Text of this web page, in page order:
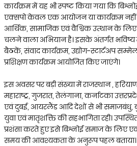
कार्यक्रम में यह भी स्पष्ट किया गया कि
एक्सपो केवल एक आयोजन या कार्यक्रम
आर्थिक, सामाजिक एवं वैश्विक उत्थान के
चलने वाला अभियान है। इसके अंतर्गत
बैठकें, संवाद कार्यक्रम, उद्योग-स्टार्टअप
प्रशिक्षण कार्यक्रम आयोजित किए जाएंगे।
इस अवसर पर बड़ी संख्या में राजस्थान ,
महाराष्ट्र, गुजरात, तेलंगाना, कर्नाटका
एवं दुबई, आयरलैंड आदि देशों से भी समाजबंधु,
युवा एवं मातृशक्ति की सहभागिता रही।
प्रशंसा करते हुए इसे बिश्नोई समाज के लिए
समय की आवश्यकता के अनुरूप पहल बताया।